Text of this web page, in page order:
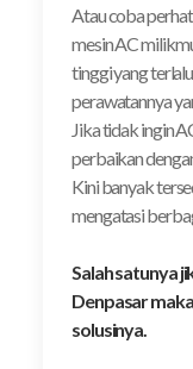
Atau coba
mesin AC
tinggi yang
perawatannya
Jika tidak ingin
perbaikan
Kini banyak
mengatasi
Salah satunya
Denpasar
solusinya.